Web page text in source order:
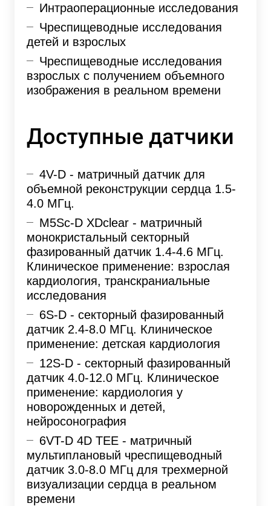
Интраоперационные исследования
Чреспищеводные исследования
детей и взрослых
Чреспищеводные исследования
взрослых с получением объемного
изображения в реальном времени
Доступные датчики
4V-D - матричный датчик для
объемной реконструкции сердца 1.5-
4.0 МГц.
M5Sc-D XDclear - матричный
монокристальный секторный
фазированный датчик 1.4-4.6 МГц.
Клиническое применение: взрослая
кардиология, транскраниальные
исследования
6S-D - секторный фазированный
датчик 2.4-8.0 МГц. Клиническое
применение: детская кардиология
12S-D - секторный фазированный
датчик 4.0-12.0 МГц. Клиническое
применение: кардиология у
новорожденных и детей,
нейросонография
6VT-D 4D TEE - матричный
мультиплановый чреспищеводный
датчик 3.0-8.0 МГц для трехмерной
визуализации сердца в реальном
времени